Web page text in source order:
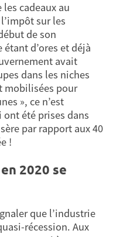
cadeaux au
sur les
de son
d’ores et déjà
avait
dans les niches
mobilisées pour
», ce n’est
été prises dans
par rapport aux 40
!
2020 se
que l’industrie
récession. Aux